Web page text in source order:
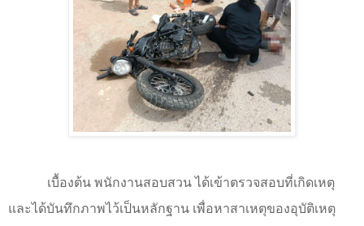
เบื้องต้น พนักงานสอบสวน ได้เข้าตรวจสอบที่เกิดเหตุ
และได้บันทึกภาพไว้เป็นหลักฐาน เพื่อหาสาเหตุของอุบัติเหตุ